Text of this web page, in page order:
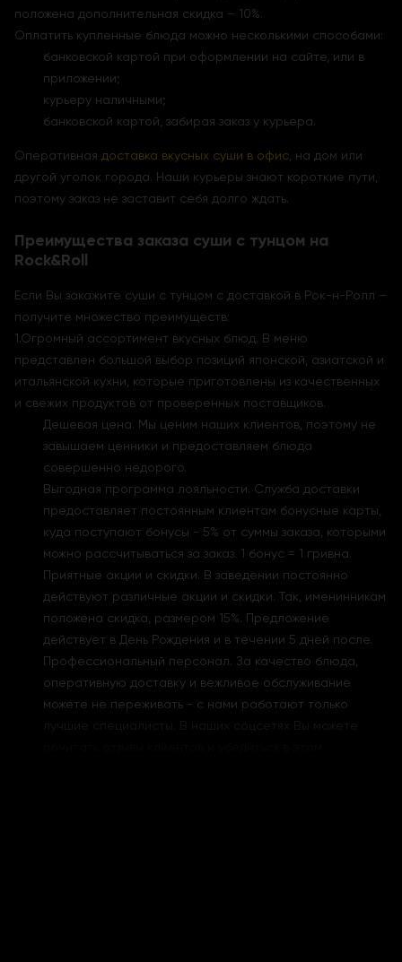
положена дополнительная скидка – 10%.
Оплатить купленные блюда можно несколькими способами:
банковской картой при оформлении на сайте, или в
приложении;
курьеру наличными;
банковской картой, забирая заказ у курьера.
Оперативная доставка вкусных суши в офис , на дом или
другой уголок города. Наши курьеры знают короткие пути,
поэтому заказ не заставит себя долго ждать.
Преимущества заказа суши с тунцом на
Rock&Roll
Если Вы закажите суши с тунцом с доставкой в Рок-н-Ролл –
получите множество преимуществ:
1.Огромный ассортимент вкусных блюд. В меню
представлен большой выбор позиций японской, азиатской и
итальянской кухни, которые приготовлены из качественных
и свежих продуктов от проверенных поставщиков.
Дешевая цена. Мы ценим наших клиентов, поэтому не
завышаем ценники и предоставляем блюда
совершенно недорого.
Выгодная программа лояльности. Служба доставки
предоставляет постоянным клиентам бонусные карты,
куда поступают бонусы - 5% от суммы заказа, которыми
можно рассчитываться за заказ. 1 бонус = 1 гривна.
Приятные акции и скидки. В заведении постоянно
действуют различные акции и скидки. Так, именинникам
положена скидка, размером 15%. Предложение
действует в День Рождения и в течении 5 дней после.
Профессиональный персонал. За качество блюда,
оперативную доставку и вежливое обслуживание
можете не переживать - с нами работают только